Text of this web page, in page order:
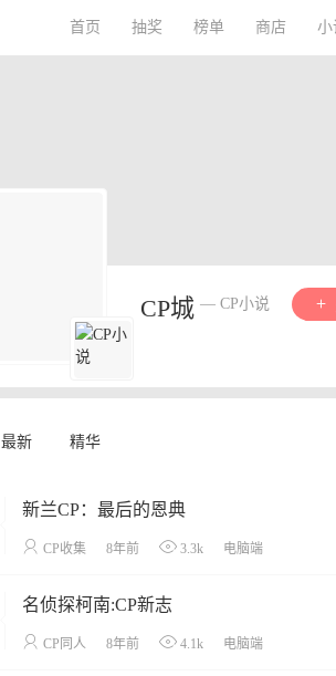
首页 抽奖 榜单 商店 小
CP城 — CP小说
最新 精华
新兰CP：最后的恩典
CP收集 8年前 3.3k 电脑端
名侦探柯南:CP新志
CP同人 8年前 4.1k 电脑端